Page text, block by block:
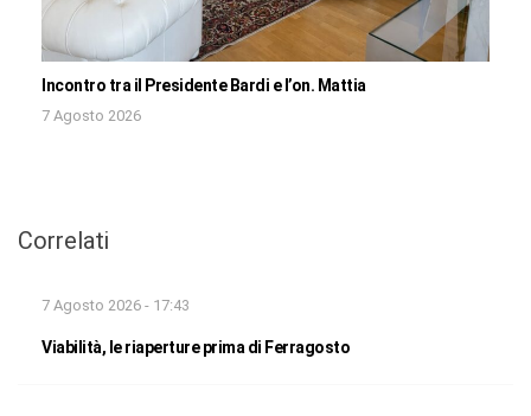
Incontro tra il Presidente Bardi e l’on. Mattia
7 Agosto 2026
Correlati
7 Agosto 2026 - 17:43
Viabilità, le riaperture prima di Ferragosto